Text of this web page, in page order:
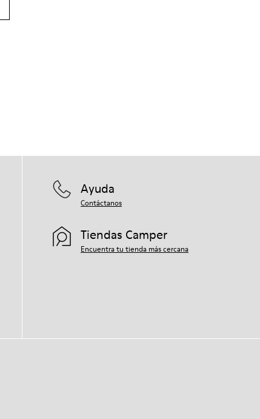
Ayuda
Contáctanos
Tiendas Camper
Encuentra tu tienda más cercana